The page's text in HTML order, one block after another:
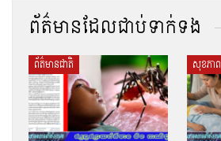
ព័ត៌មានដែលជាប់ទាក់ទង
ព័ត៌មានជាតិ សុខភាព